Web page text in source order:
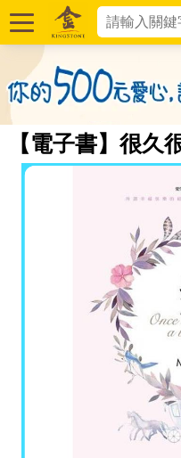
【電子書】很久